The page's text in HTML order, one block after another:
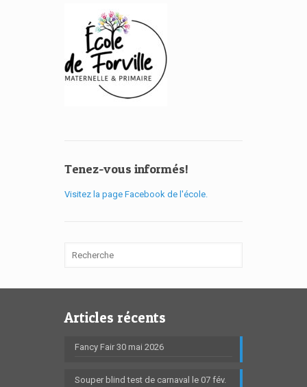
Tenez-vous informés!
Visitez la page Facebook de l'école.
Articles récents
Fancy Fair 30 mai 2026
Souper blind test de carnaval le 07 fév.